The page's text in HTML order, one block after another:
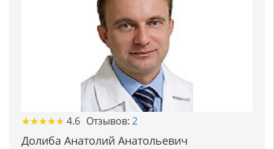
★★★★★
★★★★★ 4.6 Отзывов: 2
Долиба Анатолий Анатольевич